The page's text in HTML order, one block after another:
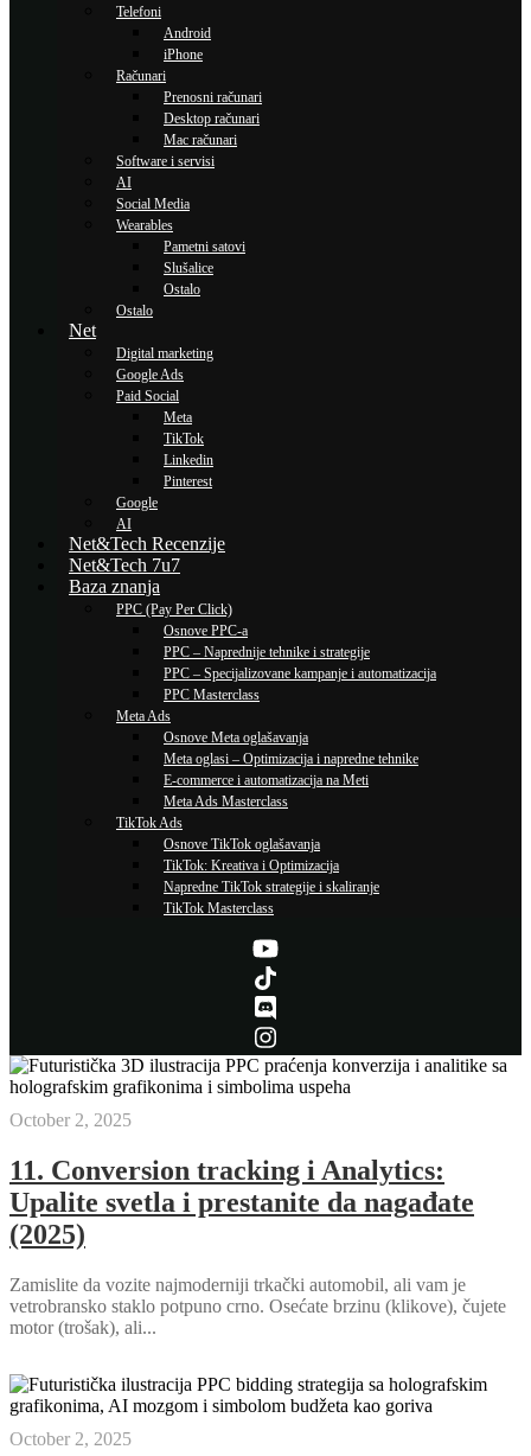
Telefoni
Android
iPhone
Računari
Prenosni računari
Desktop računari
Mac računari
Software i servisi
AI
Social Media
Wearables
Pametni satovi
Slušalice
Ostalo
Ostalo
Net
Digital marketing
Google Ads
Paid Social
Meta
TikTok
Linkedin
Pinterest
Google
AI
Net&Tech Recenzije
Net&Tech 7u7
Baza znanja
PPC (Pay Per Click)
Osnove PPC-a
PPC – Naprednije tehnike i strategije
PPC – Specijalizovane kampanje i automatizacija
PPC Masterclass
Meta Ads
Osnove Meta oglašavanja
Meta oglasi – Optimizacija i napredne tehnike
E-commerce i automatizacija na Meti
Meta Ads Masterclass
TikTok Ads
Osnove TikTok oglašavanja
TikTok: Kreativa i Optimizacija
Napredne TikTok strategije i skaliranje
TikTok Masterclass
October 2, 2025
11. Conversion tracking i Analytics:
Upalite svetla i prestanite da nagađate
(2025)
Zamislite da vozite najmoderniji trkački automobil, ali vam je
vetrobransko staklo potpuno crno. Osećate brzinu (klikove), čujete
motor (trošak), ali...
October 2, 2025